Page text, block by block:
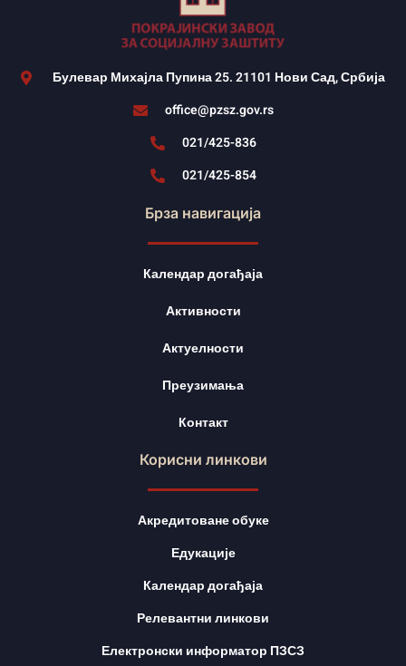
Булевар Михајла Пупина 25. 21101 Нови Сад, Србија
office@pzsz.gov.rs
021/425-836
021/425-854
Брза навигација
Календар догађаја
Активности
Актуелности
Преузимања
Контакт
Корисни линкови
Акредитоване обуке
Едукације
Календар догађаја
Релевантни линкови
Електронски информатор ПЗСЗ